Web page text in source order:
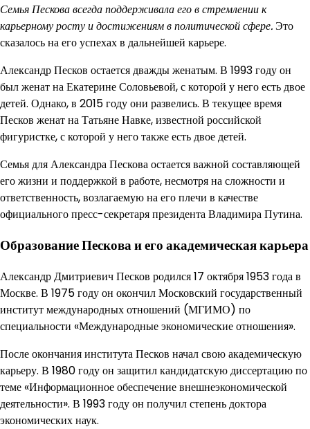
Семья Пескова всегда поддерживала его в стремлении к
карьерному росту и достижениям в политической сфере.Это
сказалось на его успехах в дальнейшей карьере.
Александр Песков остается дважды женатым. В 1993 году он
был женат на Екатерине Соловьевой, с которой у него есть двое
детей. Однако, в 2015 году они развелись. В текущее время
Песков женат на Татьяне Навке, известной российской
фигуристке, с которой у него также есть двое детей.
Семья для Александра Пескова остается важной составляющей
его жизни и поддержкой в работе, несмотря на сложности и
ответственность, возлагаемую на его плечи в качестве
официального пресс-секретаря президента Владимира Путина.
Образование Пескова и его академическая карьера
Александр Дмитриевич Песков родился 17 октября 1953 года в
Москве. В 1975 году он окончил Московский государственный
институт международных отношений (МГИМО) по
специальности «Международные экономические отношения».
После окончания института Песков начал свою академическую
карьеру. В 1980 году он защитил кандидатскую диссертацию по
теме «Информационное обеспечение внешнеэкономической
деятельности». В 1993 году он получил степень доктора
экономических наук.